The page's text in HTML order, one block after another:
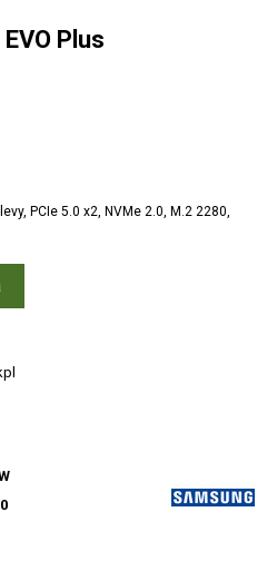
Plus
PCIe 5.0 x2, NVMe 2.0, M.2 2280,